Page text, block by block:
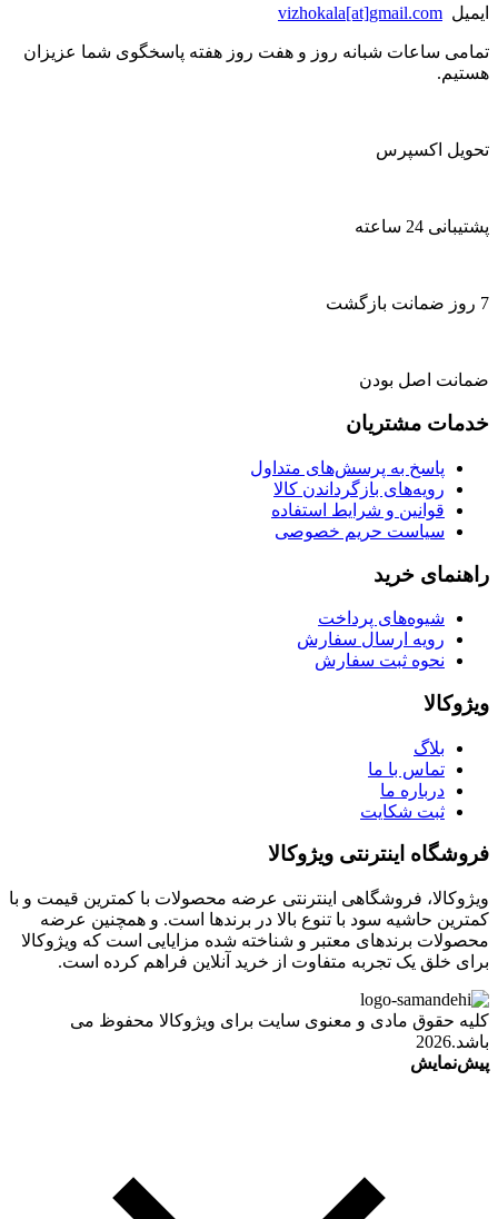
ایمیل vizhokala[at]gmail.com
تمامی ساعات شبانه روز و هفت روز هفته پاسخگوی شما عزیزان
هستیم.
تحویل اکسپرس
پشتیبانی 24 ساعته
7 روز ضمانت بازگشت
ضمانت اصل بودن
خدمات مشتریان
پاسخ به پرسش‌های متداول
رویه‌های بازگرداندن کالا
قوانین و شرایط استفاده
سیاست حریم خصوصی
راهنمای خرید
شیوه‌های پرداخت
رویه ارسال سفارش
نحوه ثبت سفارش
ویژوکالا
بلاگ
تماس با ما
درباره ما
ثبت شکایت
فروشگاه اینترنتی ویژوکالا
ویژوکالا، فروشگاهی اینترنتی عرضه محصولات با کمترین قیمت و با
کمترین حاشیه سود با تنوع بالا در برندها است. و همچنین عرضه
محصولات برندهای معتبر و شناخته شده مزایایی است که ویژوکالا
برای خلق یک تجربه متفاوت از خرید آنلاین فراهم کرده است.
کلیه حقوق مادی و معنوی سایت برای ویژوکالا محفوظ می
باشد.2026
پیش‌نمایش